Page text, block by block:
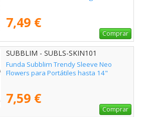
7,49 €
Comprar
SUBBLIM - SUBLS-SKIN101
Funda Subblim Trendy Sleeve Neo
Flowers para Portátiles hasta 14"
7,59 €
Comprar